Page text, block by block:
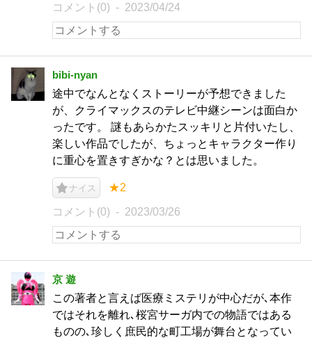
コメント(0) 2023/04/24
bibi‐nyan
途中でなんとなくストーリーが予想できました
が、クライマックスのテレビ中継シーンは面白か
ったです。 謎もあらかたスッキリと片付いたし、
楽しい作品でしたが、ちょっとキャラクター作り
に重心を置きすぎかな？とは思いました。
ナイス ★2
コメント(0) 2023/03/26
京 遊
この著者と言えば医療ミステリが中心だが､本作
ではそれを離れ､桜宮サーガ内での物語ではある
ものの､珍しく庶民的な町工場が舞台となってい